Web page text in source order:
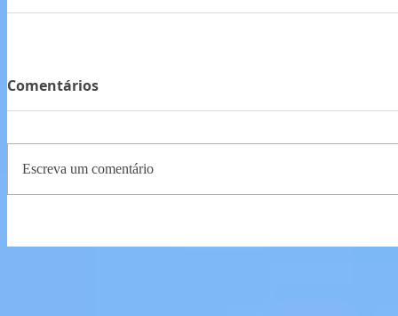
Comentários
Escreva um comentário